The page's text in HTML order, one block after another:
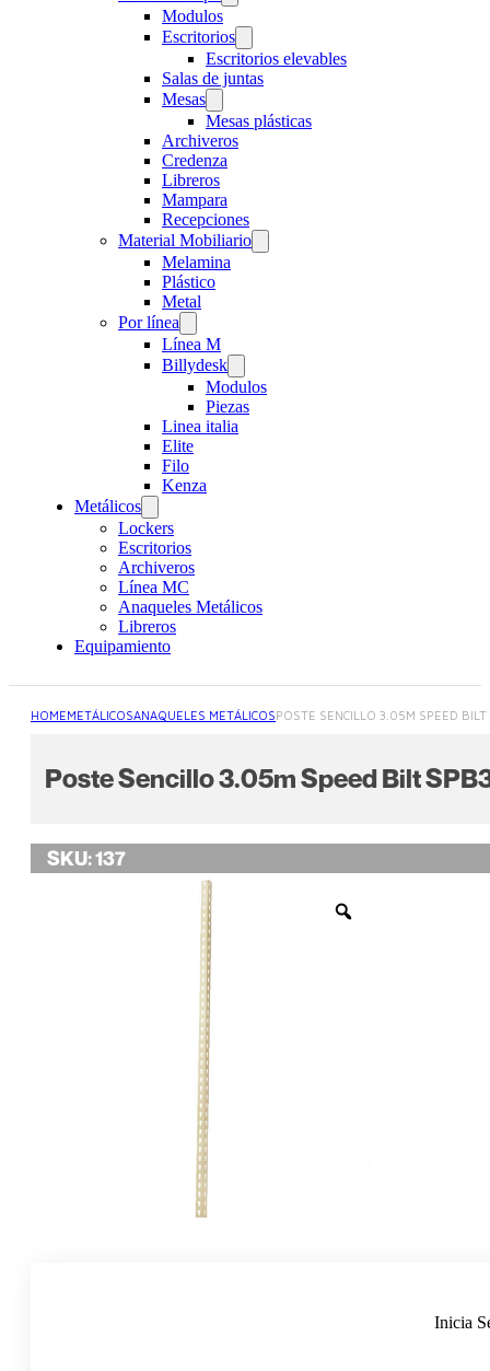
Modulos
Escritorios
Escritorios elevables
Salas de juntas
Mesas
Mesas plásticas
Archiveros
Credenza
Libreros
Mampara
Recepciones
Material Mobiliario
Melamina
Plástico
Metal
Por línea
Línea M
Billydesk
Modulos
Piezas
Linea italia
Elite
Filo
Kenza
Metálicos
Lockers
Escritorios
Archiveros
Línea MC
Anaqueles Metálicos
Libreros
Equipamiento
HOMEMETÁLICOSANAQUELES METÁLICOSPOSTE SENCILLO 3.05M SPEED
Poste Sencillo 3.05m Speed Bilt
SKU:137
Inicia